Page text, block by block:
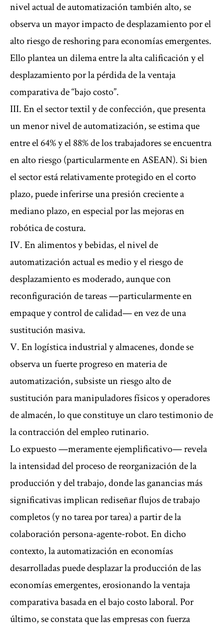
nivel actual de automatización también alto, se
observa un mayor impacto de desplazamiento por el
alto riesgo de reshoring para economías emergentes.
Ello plantea un dilema entre la alta calificación y el
desplazamiento por la pérdida de la ventaja
comparativa de “bajo costo”.
III. En el sector textil y de confección, que presenta
un menor nivel de automatización, se estima que
entre el 64% y el 88% de los trabajadores se encuentra
en alto riesgo (particularmente en ASEAN). Si bien
el sector está relativamente protegido en el corto
plazo, puede inferirse una presión creciente a
mediano plazo, en especial por las mejoras en
robótica de costura.
IV. En alimentos y bebidas, el nivel de
automatización actual es medio y el riesgo de
desplazamiento es moderado, aunque con
reconfiguración de tareas —particularmente en
empaque y control de calidad— en vez de una
sustitución masiva.
V. En logística industrial y almacenes, donde se
observa un fuerte progreso en materia de
automatización, subsiste un riesgo alto de
sustitución para manipuladores físicos y operadores
de almacén, lo que constituye un claro testimonio de
la contracción del empleo rutinario.
Lo expuesto —meramente ejemplificativo— revela
la intensidad del proceso de reorganización de la
producción y del trabajo, donde las ganancias más
significativas implican rediseñar flujos de trabajo
completos (y no tarea por tarea) a partir de la
colaboración persona-agente-robot. En dicho
contexto, la automatización en economías
desarrolladas puede desplazar la producción de las
economías emergentes, erosionando la ventaja
comparativa basada en el bajo costo laboral. Por
último, se constata que las empresas con fuerza